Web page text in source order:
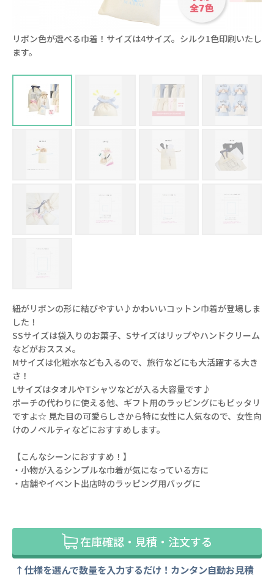
リボン色が選べる巾着！サイズは4サイズ。シルク1色印刷いたし
ます。
紐がリボンの形に結びやすい♪かわいいコットン巾着が登場しま
した！
SSサイズは袋入りのお菓子、Sサイズはリップやハンドクリーム
などがおススメ。
Mサイズは化粧水なども入るので、旅行などにも大活躍する大き
さ！
LサイズはタオルやTシャツなどが入る大容量です♪
ポーチの代わりに使える他、ギフト用のラッピングにもピッタリ
ですよ☆ 見た目の可愛らしさから特に女性に人気なので、女性向
けのノベルティなどにおすすめします。
【こんなシーンにおすすめ！】
・小物が入るシンプルな巾着が気になっている方に
・店舗やイベント出店時のラッピング用バッグに
在庫確認・見積・注文する
仕様を選んで数量を入力するだけ！カンタン自動お見積